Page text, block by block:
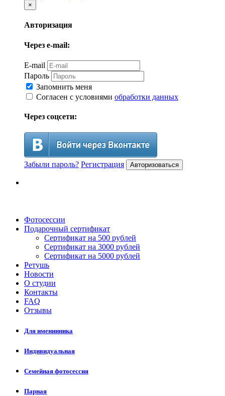
×
Авторизация
Через e-mail:
E-mail
Пароль
Запомнить меня
Согласен с условиями обработки данных
Через соцсети:
Забыли пароль? Регистрация Авторизоваться
Фотосессии
Подарочный сертификат
Сертификат на 500 рублей
Сертификат на 3000 рублей
Сертификат на 5000 рублей
Ретушь
Новости
О студии
Контакты
FAQ
Отзывы
Для именинника
Индивидуальная
Семейная фотосессия
Парная